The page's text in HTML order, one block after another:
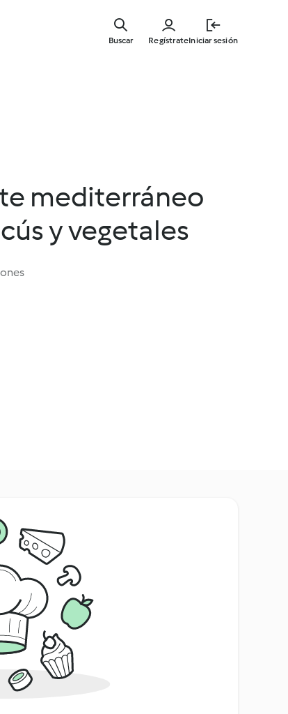
RegístrateIniciar sesión
Buscar
mediterráneo
y vegetales